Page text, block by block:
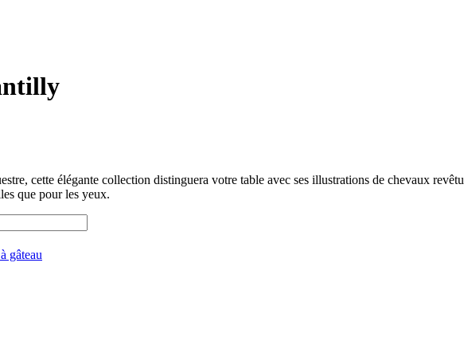
cette élégante collection distinguera votre table avec ses illustrations de chevaux
que pour les yeux.
gâteau